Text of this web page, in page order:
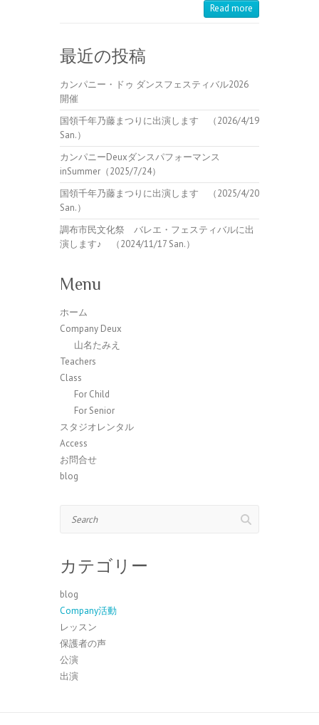
Read more
最近の投稿
カンパニー・ドゥ ダンスフェスティバル2026
開催
国領千年乃藤まつりに出演します （2026/4/19
San.）
カンパニーDeuxダンスパフォーマンス
inSummer（2025/7/24）
国領千年乃藤まつりに出演します （2025/4/20
San.）
調布市民文化祭 バレエ・フェスティバルに出
演します♪ （2024/11/17 San.）
Menu
ホーム
Company Deux
山名たみえ
Teachers
Class
For Child
For Senior
スタジオレンタル
Access
お問合せ
blog
カテゴリー
blog
Company活動
レッスン
保護者の声
公演
出演